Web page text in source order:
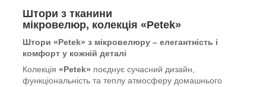
Штори з тканини
мікровелюр, колекція «Petek»
Штори «Petek» з мікровелюру – елегантність і
комфорт у кожній деталі
Колекція «Petek» поєднує сучасний дизайн,
функціональність та теплу атмосферу домашнього